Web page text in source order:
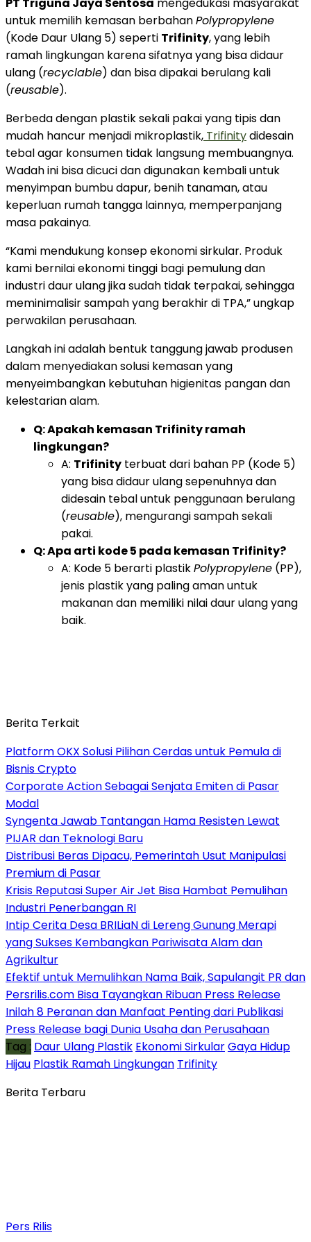
untuk memilih kemasan berbahanPolypropylene
(Kode Daur Ulang 5) seperti Trifinity, yang lebih
ramah lingkungan karena sifatnya yang bisa didaur
ulang (recyclable) dan bisa dipakai berulang kali
(reusable).
Berbeda dengan plastik sekali pakai yang tipis dan
mudah hancur menjadi mikroplastik, Trifinitydidesain
tebal agar konsumen tidak langsung membuangnya.
Wadah ini bisa dicuci dan digunakan kembali untuk
menyimpan bumbu dapur, benih tanaman, atau
keperluan rumah tangga lainnya, memperpanjang
masa pakainya.
“Kami mendukung konsep ekonomi sirkular. Produk
kami bernilai ekonomi tinggi bagi pemulung dan
industri daur ulang jika sudah tidak terpakai, sehingga
meminimalisir sampah yang berakhir di TPA,” ungkap
perwakilan perusahaan.
Langkah ini adalah bentuk tanggung jawab produsen
dalam menyediakan solusi kemasan yang
menyeimbangkan kebutuhan higienitas pangan dan
kelestarian alam.
Q: Apakah kemasan Trifinity ramah
lingkungan?
A: Trifinity terbuat dari bahan PP (Kode 5)
yang bisa didaur ulang sepenuhnya dan
didesain tebal untuk penggunaan berulang
(reusable), mengurangi sampah sekali
pakai.
Q: Apa arti kode 5 pada kemasan Trifinity?
A: Kode 5 berarti plastikPolypropylene (PP),
jenis plastik yang paling aman untuk
makanan dan memiliki nilai daur ulang yang
baik.
Berita Terkait
Platform OKX Solusi Pilihan Cerdas untuk Pemula di
Bisnis Crypto
Corporate Action Sebagai Senjata Emiten di Pasar
Modal
Syngenta Jawab Tantangan Hama Resisten Lewat
PIJAR dan Teknologi Baru
Distribusi Beras Dipacu, Pemerintah Usut Manipulasi
Premium di Pasar
Krisis Reputasi Super Air Jet Bisa Hambat Pemulihan
Industri Penerbangan RI
Intip Cerita Desa BRILiaN di Lereng Gunung Merapi
yang Sukses Kembangkan Pariwisata Alam dan
Agrikultur
Efektif untuk Memulihkan Nama Baik, Sapulangit PR dan
Persrilis.com Bisa Tayangkan Ribuan Press Release
Inilah 8 Peranan dan Manfaat Penting dari Publikasi
Press Release bagi Dunia Usaha dan Perusahaan
Tag : Daur Ulang Plastik Ekonomi SirkularGaya Hidup
Hijau Plastik Ramah Lingkungan Trifinity
Berita Terbaru
Pers Rilis